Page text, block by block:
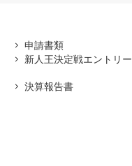
申請書類
新人王決定戦エントリー
決算報告書